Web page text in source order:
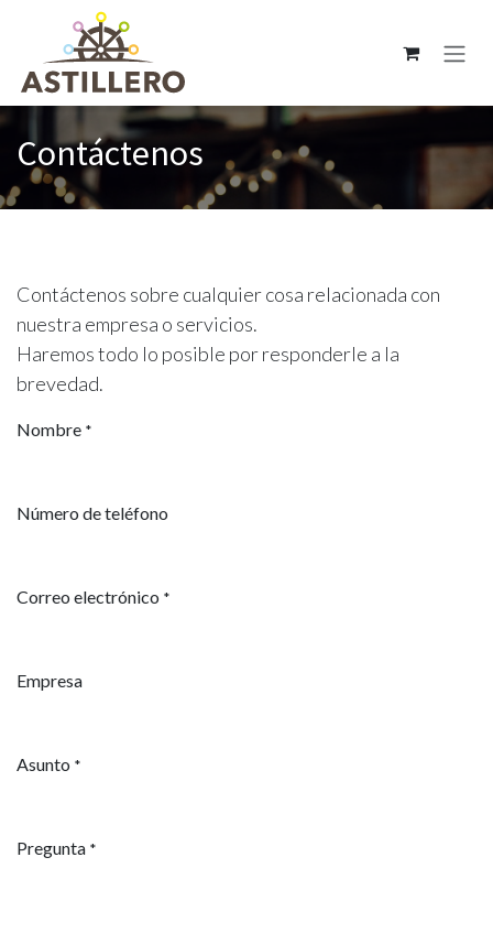
Ir al contenido
Contáctenos
Contáctenos sobre cualquier cosa relacionada con
nuestra empresa o servicios.
Haremos todo lo posible por responderle a la
brevedad.
Nombre *
Número de teléfono
Correo electrónico *
Empresa
Asunto *
Pregunta *